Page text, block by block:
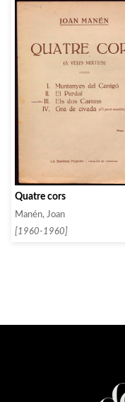
Quatre cors
Manén, Joan
[1960-1960]